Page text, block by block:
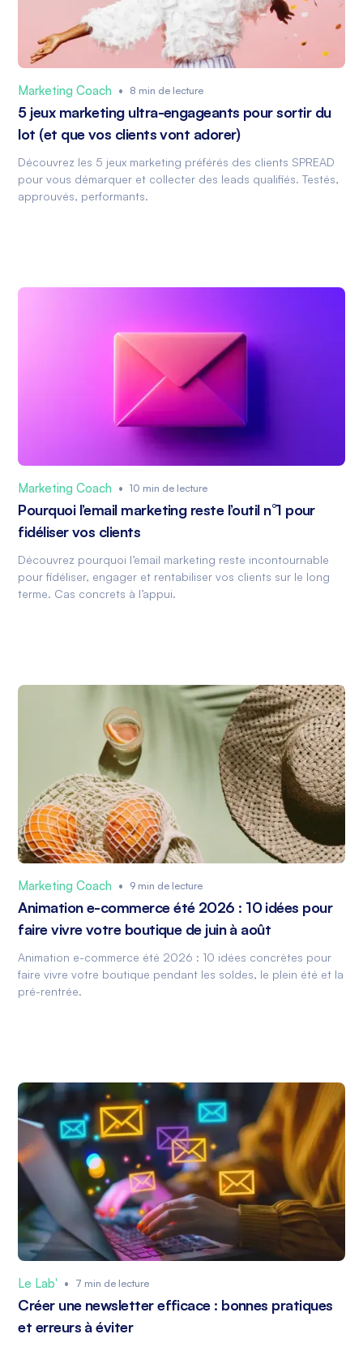
Marketing Coach • 8 min de lecture
5 jeux marketing ultra-engageants pour sortir du
lot (et que vos clients vont adorer)
Découvrez les 5 jeux marketing préférés des clients SPREAD
pour vous démarquer et collecter des leads qualifiés. Testés,
approuvés, performants.
Marketing Coach • 10 min de lecture
Pourquoi l’email marketing reste l’outil n°1 pour
fidéliser vos clients
Découvrez pourquoi l’email marketing reste incontournable
pour fidéliser, engager et rentabiliser vos clients sur le long
terme. Cas concrets à l’appui.
Marketing Coach • 9 min de lecture
Animation e-commerce été 2026 : 10 idées pour
faire vivre votre boutique de juin à août
Animation e-commerce été 2026 : 10 idées concrètes pour
faire vivre votre boutique pendant les soldes, le plein été et la
pré-rentrée.
Le Lab' • 7 min de lecture
Créer une newsletter efficace : bonnes pratiques
et erreurs à éviter